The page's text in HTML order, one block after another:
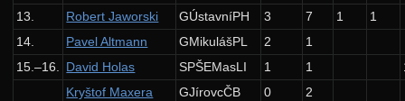
13.
Robert Jaworski GÚstavníPH 3 7 1
1
14.
Pavel Altmann GMikulášPL 2
1
15.–16.
David Holas SPŠEMasLI 1 1
Kryštof Maxera
GJírovcČB 0
2
Komentáře
Výsledky
Výsledky kompetitivní úlohy